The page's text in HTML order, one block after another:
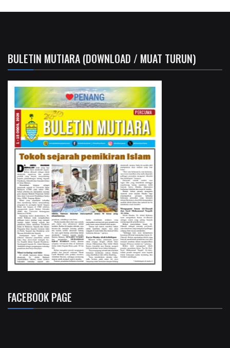
BULETIN MUTIARA (DOWNLOAD / MUAT TURUN)
FACEBOOK PAGE